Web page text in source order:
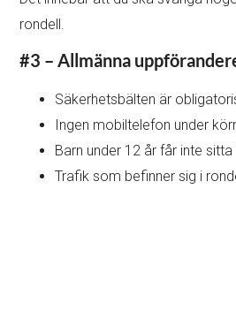
rondell.
#3 – Allmänna
Säkerhetsbälten är
Ingen mobiltelefon under
Barn under 12 år får inte
Trafik som befinner sig i